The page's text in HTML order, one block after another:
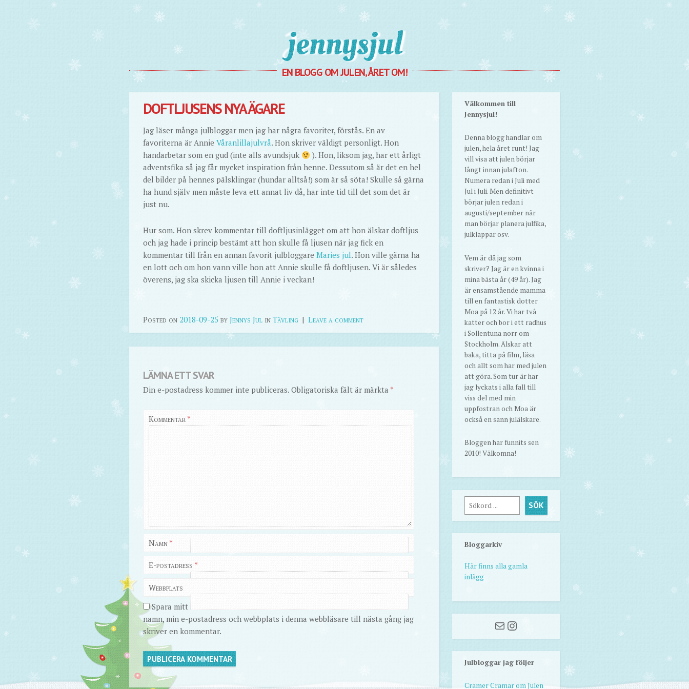
Jennysjul
EN BLOGG OM JULEN, ÅRET OM!
DOFTLJUSENS NYA ÄGARE
Jag läser många julbloggar men jag har några favoriter, förstås. En av
favoriterna är Annie Våranlillajulvrå. Hon skriver väldigt personligt. Hon
handarbetar som en gud (inte alls avundsjuk
). Hon, liksom jag, har ett årligt
adventsfika så jag får mycket inspiration från henne. Dessutom så är det en hel
del bilder på hennes pälsklingar (hundar alltså!) som är så söta! Skulle så gärna
ha hund själv men måste leva ett annat liv då, har inte tid till det som det är
just nu.
Hur som. Hon skrev kommentar till doftljusinlägget om att hon älskar doftljus
och jag hade i princip bestämt att hon skulle få ljusen när jag fick en
kommentar till från en annan favorit julbloggare Maries jul. Hon ville gärna ha
en lott och om hon vann ville hon att Annie skulle få doftljusen. Vi är således
överens, jag ska skicka ljusen till Annie i veckan!
Posted on 2018-09-25 by Jennys Jul in Tävling | Leave a comment
LÄMNA ETT SVAR
Din e-postadress kommer inte publiceras. Obligatoriska fält är märkta *
Kommentar *
Namn *
E-postadress *
Webbplats
Spara mitt
namn, min e-postadress och webbplats i denna webbläsare till nästa gång jag
skriver en kommentar.
Välkommen till
Jennysjul!
Denna blogg handlar om
julen, hela året runt! Jag
vill visa att julen börjar
långt innan julafton.
Numera redan i Juli med
Jul i Juli. Men definitivt
börjar julen redan i
augusti/september när
man börjar planera julfika,
julklappar osv.
Vem är då jag som
skriver? Jag är en kvinna i
mina bästa år (49 år). Jag
är ensamstående mamma
till en fantastisk dotter
Moa på 12 år. Vi har två
katter och bor i ett radhus
i Sollentuna norr om
Stockholm. Älskar att
baka, titta på film, läsa
och allt som har med julen
att göra. Som tur är har
jag lyckats i alla fall till
viss del med min
uppfostran och Moa är
också en sann julälskare.
Bloggen har funnits sen
2010! Välkomna!
Sök SÖK
Bloggarkiv
Här finns alla gamla
inlägg
MailInstagram
Julbloggar jag följer
Cramer Cramar om Julen